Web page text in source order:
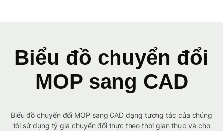
Biểu đồ chuyển đổi
MOP sang CAD
Biểu đồ chuyển đổi MOP sang CAD dạng tương tác của chúng
tôi sử dụng tỷ giá chuyển đổi thực theo thời gian thực và cho